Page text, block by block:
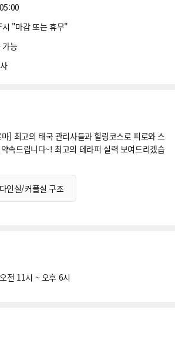
시 "마감 또는 휴무"
가능
] 최고의 태국 관리사들과 힐링코스로 피로와 스
속드립니다~! 최고의 테라피 실력 보여드리겠습
인실/커플실 구조
전 11시 ~ 오후 6시